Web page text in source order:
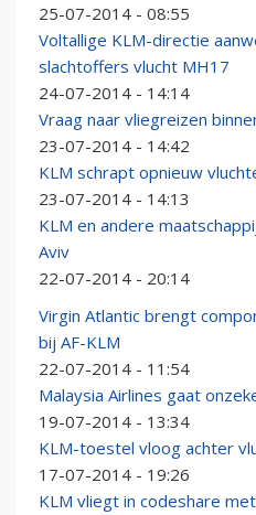
25-07-2014 - 08:55
Voltallige KLM-directie
slachtoffers vlucht MH17
24-07-2014 - 14:14
Vraag naar vliegreizen
23-07-2014 - 14:42
KLM schrapt opnieuw
23-07-2014 - 14:13
KLM en andere
Aviv
22-07-2014 - 20:14
Virgin Atlantic brengt
bij AF-KLM
22-07-2014 - 11:54
Malaysia Airlines gaat
19-07-2014 - 13:34
KLM-toestel vloog achter
17-07-2014 - 19:26
KLM vliegt in codeshare